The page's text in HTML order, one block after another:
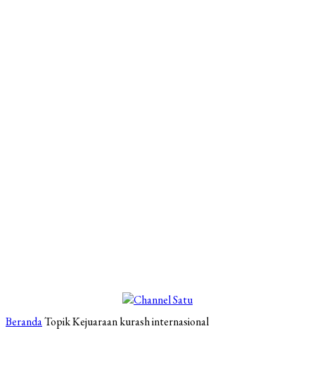
BerandaTopikKejuaraan kurash internasional